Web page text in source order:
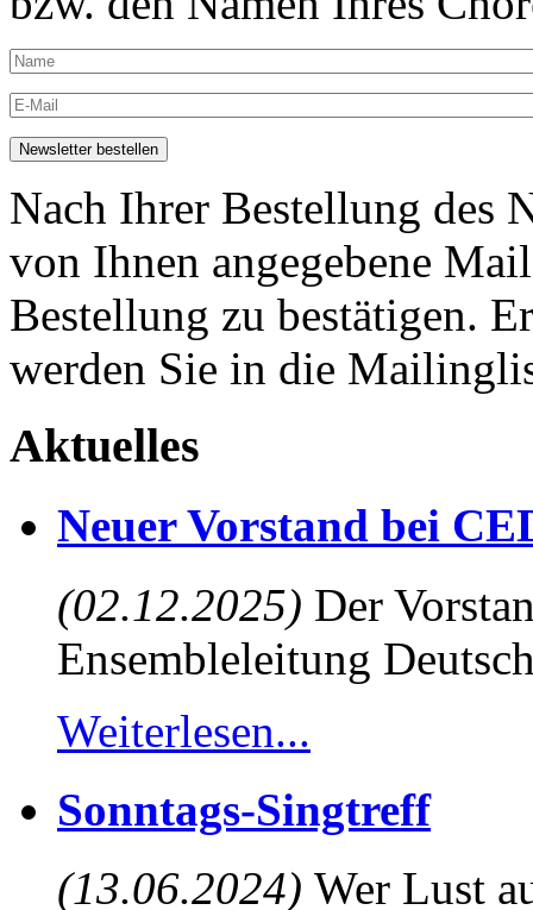
Nach Ihrer Bestellung des
von Ihnen angegebene
Bestellung zu bestätigen.
werden Sie in die
Aktuelles
Neuer Vorstand bei
(02.12.2025) Der
Ensembleleitung
Weiterlesen...
Sonntags-Singtreff
(13.06.2024) Wer Lust